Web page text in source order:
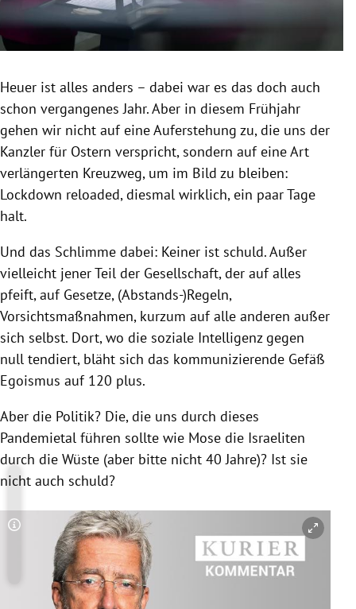
Untermenü
Untermenü
Untermenü
Heuer ist alles anders – dabei war es das doch auch
schon vergangenes Jahr. Aber in diesem Frühjahr
gehen wir nicht auf eine Auferstehung zu, die uns der
Kanzler für Ostern verspricht, sondern auf eine Art
verlängerten Kreuzweg, um im Bild zu bleiben:
Lockdown reloaded, diesmal wirklich, ein paar Tage
halt.
Und das Schlimme dabei: Keiner ist schuld. Außer
vielleicht jener Teil der Gesellschaft, der auf alles
pfeift, auf Gesetze, (Abstands-)Regeln,
Vorsichtsmaßnahmen, kurzum auf alle anderen außer
sich selbst. Dort, wo die soziale Intelligenz gegen
null tendiert, bläht sich das kommunizierende Gefäß
Egoismus auf 120 plus.
Aber die Politik? Die, die uns durch dieses
Pandemietal führen sollte wie Mose die Israeliten
durch die Wüste (aber bitte nicht 40 Jahre)? Ist sie
nicht auch schuld?
Copyright-Hinweis öffnen/schließen